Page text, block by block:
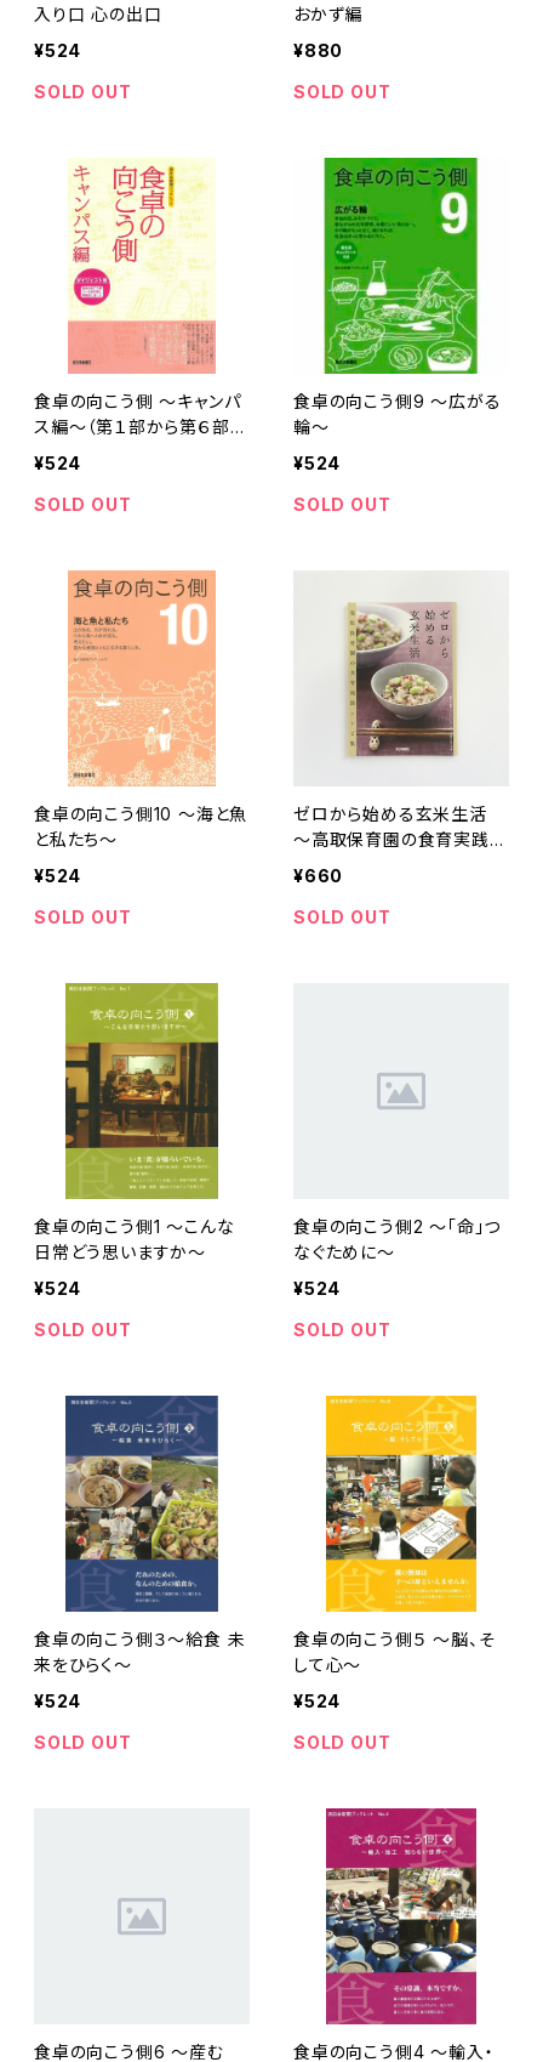
入り口 心の出口
¥524
SOLD OUT
おかず編
¥880
SOLD OUT
食卓の向こう側 ～キャンパ
ス編～（第１部から第６部ま
でのダイジェスト版）
¥524
SOLD OUT
食卓の向こう側9 ～広がる
輪～
¥524
SOLD OUT
食卓の向こう側10 ～海と魚
と私たち～
¥524
SOLD OUT
ゼロから始める玄米生活
～高取保育園の食育実践レ
シピ集～
¥660
SOLD OUT
食卓の向こう側1 ～こんな
日常どう思いますか～
¥524
SOLD OUT
食卓の向こう側2 ～「命」つ
なぐために～
¥524
SOLD OUT
食卓の向こう側３～給食 未
来をひらく～
¥524
SOLD OUT
食卓の向こう側５ ～脳、そ
して心～
¥524
SOLD OUT
食卓の向こう側6 ～産む 食卓の向こう側4 ～輸入・